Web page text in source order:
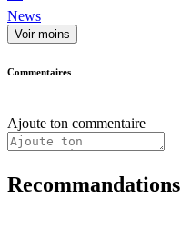
News
Voir moins
Commentaires
Ajoute ton commentaire
Recommandations